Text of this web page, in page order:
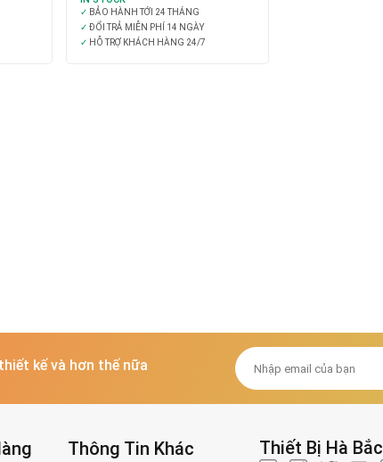
✓ BẢO HÀNH TỚI 24 THÁNG
✓ ĐỔI TRẢ MIỄN PHÍ 14 NGÀY
✓ HỖ TRỢ KHÁCH HÀNG 24/7
kế và hơn thế nữa
Thông Tin Khác Thiết Bị Hà Bắc